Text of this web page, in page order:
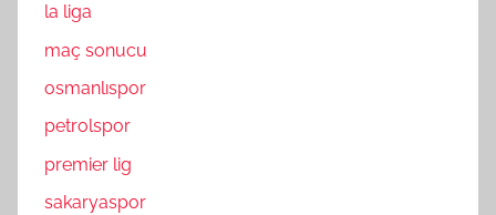
la liga
maç sonucu
osmanlıspor
petrolspor
premier lig
sakaryaspor